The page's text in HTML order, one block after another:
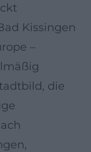
Kissingen
–
die